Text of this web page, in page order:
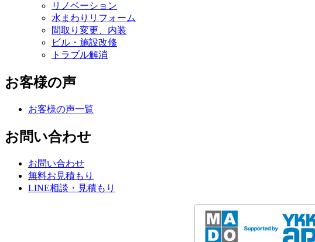
リノベーション
水まわりリフォーム
間取り変更、内装
ビル・施設改修
トラブル解消
お客様の声
お客様の声一覧
お問い合わせ
お問い合わせ
無料お見積もり
LINE相談・見積もり